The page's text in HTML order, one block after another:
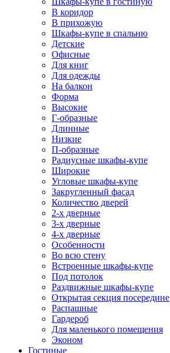
В коридор
В прихожую
Шкафы-купе в спальню
Детские
Офисные
Для книг
Для одежды
На балкон
Форма
Высокие
Г-образные
Длинные
Низкие
П-образные
Радиусные шкафы-купе
Широкие
Угловые шкафы-купе
Закругленный фасад
Количество дверей
2-х дверные
3-х дверные
4-х дверные
Особенности
Во всю стену
Встроенные шкафы-купе
Под потолок
Раздвижные шкафы-купе
Открытая секция посередине
Распашные
Гардероб
Для маленького помещения
Эконом
Гостиные